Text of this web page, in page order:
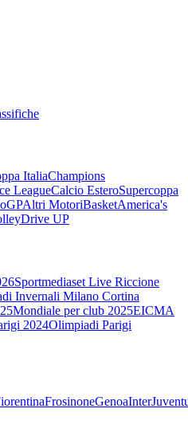
ItaliaChampions
LeagueCalcio EsteroSupercoppa
Altri MotoriBasketAmerica's
Drive UP
Sportmediaset Live Riccione
Invernali Milano Cortina
Mondiale per club 2025EICMA
2024Olimpiadi Parigi
FrosinoneGenoaInter